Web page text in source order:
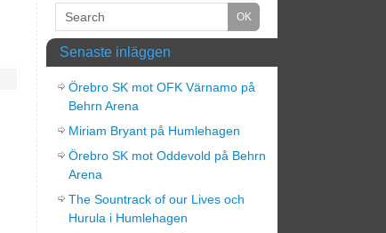
Senaste inläggen
Örebro SK mot OFK Värnamo på
Behrn Arena
Miriam Bryant på Humlehagen
Örebro SK mot Oddevold på Behrn
Arena
The Sountrack of our Lives och
Hurula i Humlehagen